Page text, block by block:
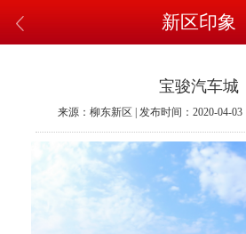
新区印象
宝骏汽车城
来源：柳东新区 | 发布时间：2020-04-03